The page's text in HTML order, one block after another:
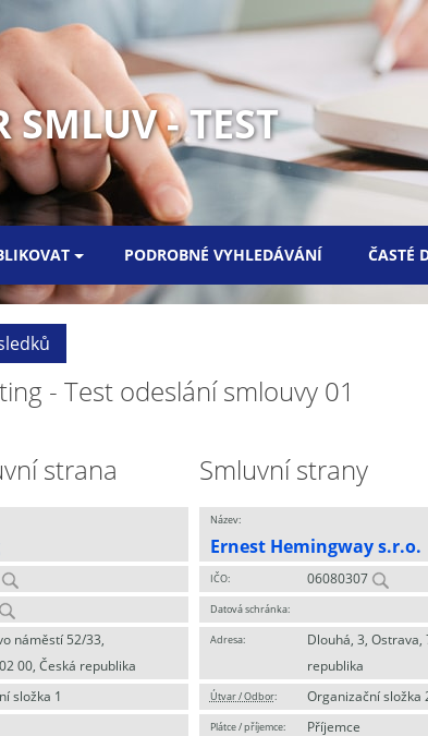
SMLUV - TEST
PODROBNÉ VYHLEDÁVÁNÍ ČASTÉ
- Test odeslání smlouvy 01
strana
náměstí 52/33,
00, Česká republika
složka 1
Smluvní strany
Název:
Ernest Hemingway s.r.o.
IČO: 06080307
Datová schránka:
Adresa:
Dlouhá, 3, Ostrava,
republika
Útvar / Odbor: Organizační složka
Plátce / příjemce: Příjemce